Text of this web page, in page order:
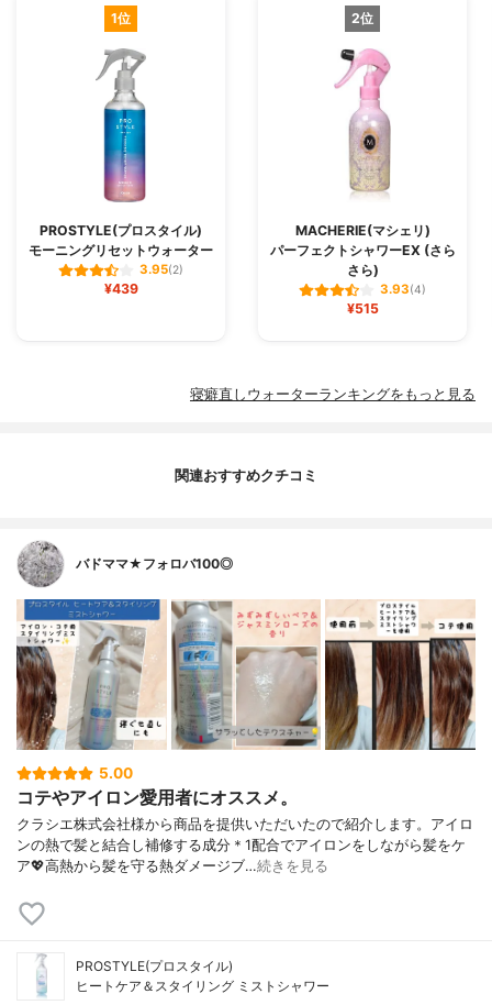
1位
PROSTYLE(プロスタイル)
モーニングリセットウォーター
3.95(2)
¥439
2位
MACHERIE(マシェリ)
パーフェクトシャワーEX (さら
さら)
3.93(4)
¥515
寝癖直しウォーターランキングをもっと見る
関連おすすめクチコミ
バドママ★フォロバ100◎
5.00
コテやアイロン愛用者にオススメ。
クラシエ株式会社様から商品を提供いただいたので紹介します。アイロ
ンの熱で髪と結合し補修する成分＊1配合でアイロンをしながら髪をケ
ア💖高熱から髪を守る熱ダメージブ…続きを見る
PROSTYLE(プロスタイル)
ヒートケア＆スタイリング ミストシャワー